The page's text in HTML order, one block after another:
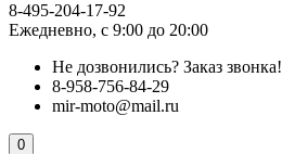
8-495-204-17-92
Ежедневно, с 9:00 до 20:00
Не дозвонились? Заказ звонка!
8-958-756-84-29
mir-moto@mail.ru
0